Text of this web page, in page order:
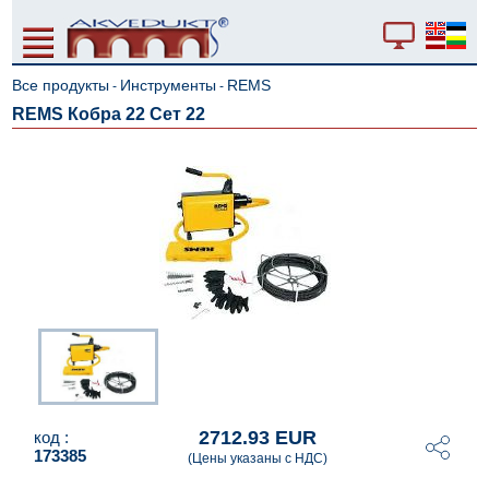
Все продукты - Инструменты - REMS
REMS Кобра 22 Сет 22
код :
173385
2712.93 EUR
(Цены указаны с НДС)